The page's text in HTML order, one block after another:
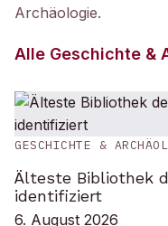
Archäologie.
Alle Geschichte &
GESCHICHTE &
Älteste Bibliothek
identifiziert
6. August 2026